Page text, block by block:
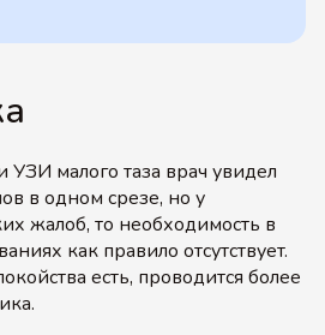
малого таза врач увидел
в одном срезе, но у
жалоб, то необходимость в
как правило отсутствует.
есть, проводится более